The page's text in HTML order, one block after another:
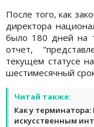
После того, как
директора
было 180 дней на
отчет,
текущем статусе
шестимесячный
Читай также:
Как у
искусственным